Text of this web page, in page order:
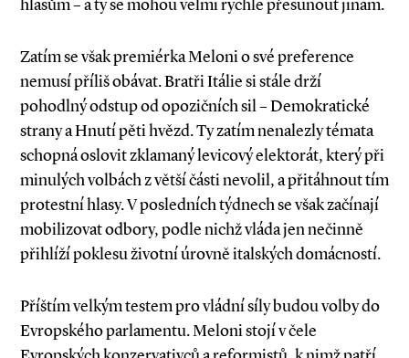
hlasům – a ty se mohou velmi rychle přesunout jinam.
Zatím se však premiérka Meloni o své preference
nemusí příliš obávat. Bratři Itálie si stále drží
pohodlný odstup od opozičních sil – Demokratické
strany a Hnutí pěti hvězd. Ty zatím nenalezly témata
schopná oslovit zklamaný levicový elektorát, který při
minulých volbách z větší části nevolil, a přitáhnout tím
protestní hlasy. V posledních týdnech se však začínají
mobilizovat odbory, podle nichž vláda jen nečinně
přihlíží poklesu životní úrovně italských domácností.
Příštím velkým testem pro vládní síly budou volby do
Evropského parlamentu. Meloni stojí v čele